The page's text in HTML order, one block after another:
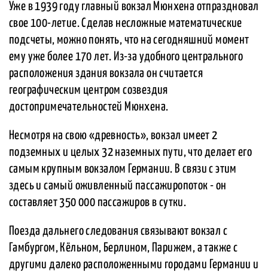
Уже в 1939 году главный вокзал Мюнхена отпраздновал
свое 100-летие. Сделав несложные математические
подсчеты, можно понять, что на сегодняшний момент
ему уже более 170 лет. Из-за удобного центрального
расположения здания вокзала он считается
географическим центром созвездия
достопримечательностей Мюнхена.
Несмотря на свою «древность», вокзал имеет 2
подземных и целых 32 наземных пути, что делает его
самым крупным вокзалом Германии. В связи с этим
здесь и самый оживленный пассажиропоток - он
составляет 350 000 пассажиров в сутки.
Поезда дальнего следования связывают вокзал с
Гамбургом, Кёльном, Берлином, Парижем, а также с
другими далеко расположенными городами Германии и